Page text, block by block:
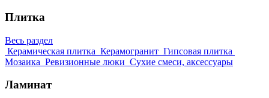
Плитка
Весь раздел
Керамическая плитка Керамогранит Гипсовая плитка
Мозаика Ревизионные люки Сухие смеси, аксессуары
Ламинат